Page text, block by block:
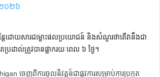
២០២៦
ន្តែ​ដោយ​សារ​ជម្លោះ​ផលប្រយោជន៍ និង​សំណួរ​ថា​តើ​វា​នឹង​ជា​
រដាល់​ត្រូវ​បាន​ផ្អាក​រយៈពេល ៦ ថ្ងៃ។
ចេញពីការចូលនិវត្តន៍ជាផ្លូវការសម្រាប់ការប្រកួត